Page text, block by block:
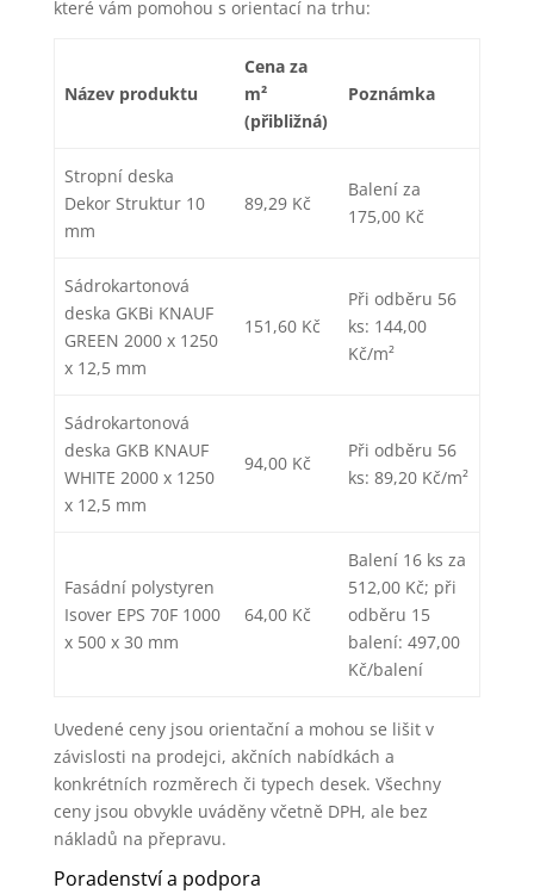
které vám pomohou s orientací na trhu:
Název produktu
Cena za
m²
(přibližná)
Poznámka
Stropní deska
Dekor Struktur 10
mm
89,29 Kč
Balení za
175,00 Kč
Sádrokartonová
deska GKBi KNAUF
GREEN 2000 x 1250
x 12,5 mm
151,60 Kč
Při odběru 56
ks: 144,00
Kč/m²
Sádrokartonová
deska GKB KNAUF
WHITE 2000 x 1250
x 12,5 mm
94,00 Kč
Při odběru 56
ks: 89,20 Kč/m²
Fasádní polystyren
Isover EPS 70F 1000
x 500 x 30 mm
64,00 Kč
Balení 16 ks za
512,00 Kč; při
odběru 15
balení: 497,00
Kč/balení
Uvedené ceny jsou orientační a mohou se lišit v
závislosti na prodejci, akčních nabídkách a
konkrétních rozměrech či typech desek. Všechny
ceny jsou obvykle uváděny včetně DPH, ale bez
nákladů na přepravu.
Poradenství a podpora